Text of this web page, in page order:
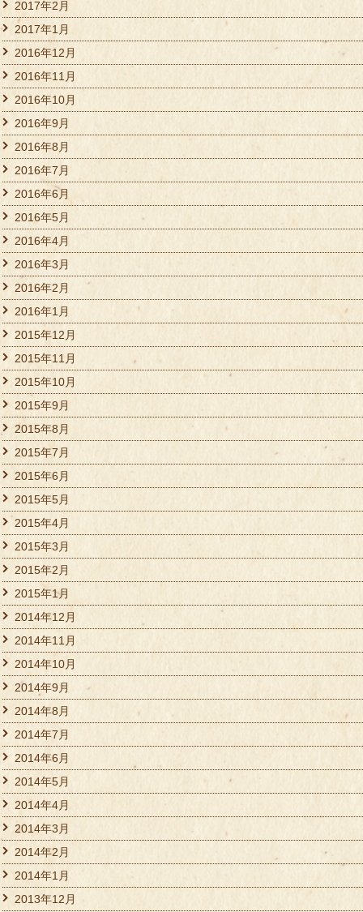
2017年2月
2017年1月
2016年12月
2016年11月
2016年10月
2016年9月
2016年8月
2016年7月
2016年6月
2016年5月
2016年4月
2016年3月
2016年2月
2016年1月
2015年12月
2015年11月
2015年10月
2015年9月
2015年8月
2015年7月
2015年6月
2015年5月
2015年4月
2015年3月
2015年2月
2015年1月
2014年12月
2014年11月
2014年10月
2014年9月
2014年8月
2014年7月
2014年6月
2014年5月
2014年4月
2014年3月
2014年2月
2014年1月
2013年12月